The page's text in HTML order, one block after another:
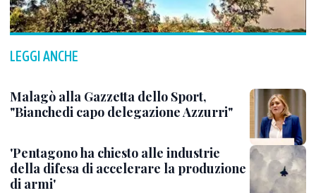
LEGGI ANCHE
Malagò alla Gazzetta dello Sport,
"Bianchedi capo delegazione Azzurri"
'Pentagono ha chiesto alle industrie
della difesa di accelerare la produzione
di armi'